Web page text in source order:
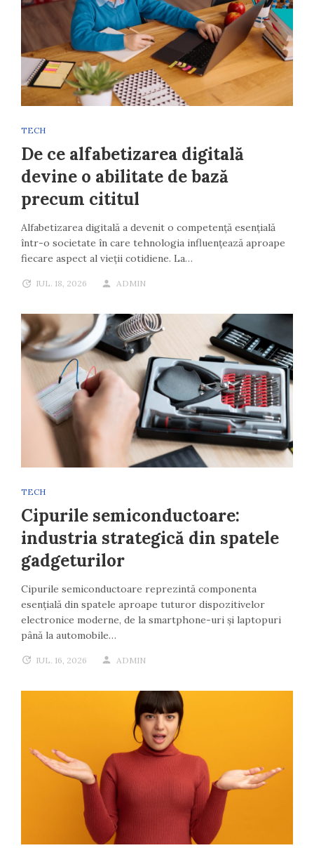
TECH
De ce alfabetizarea digitală
devine o abilitate de bază
precum cititul
Alfabetizarea digitală a devenit o competență esențială
într-o societate în care tehnologia influențează aproape
fiecare aspect al vieții cotidiene. La…
IUL. 18, 2026 ADMIN
TECH
Cipurile semiconductoare:
industria strategică din spatele
gadgeturilor
Cipurile semiconductoare reprezintă componenta
esențială din spatele aproape tuturor dispozitivelor
electronice moderne, de la smartphone-uri și laptopuri
până la automobile…
IUL. 16, 2026 ADMIN